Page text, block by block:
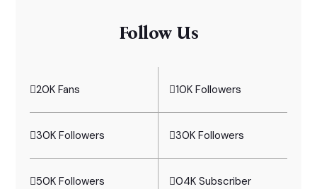
Follow Us
20K Fans 10K Followers
30K Followers 30K Followers
50K Followers 04K Subscriber